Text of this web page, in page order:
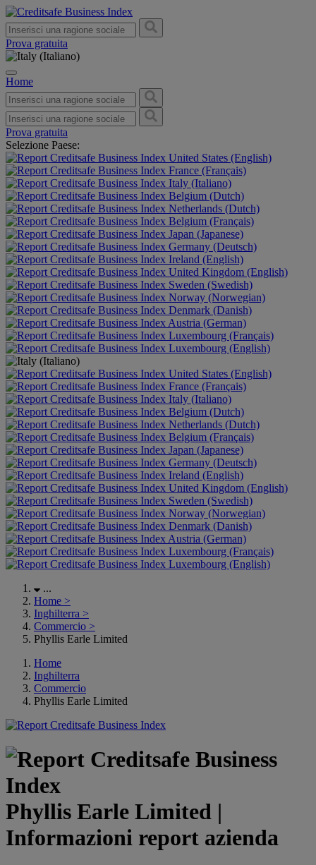
Prova gratuita
Home
Prova gratuita
Selezione Paese:
United States (English)
France (Français)
Italy (Italiano)
Belgium (Dutch)
Netherlands (Dutch)
Belgium (Français)
Japan (Japanese)
Germany (Deutsch)
Ireland (English)
United Kingdom (English)
Sweden (Swedish)
Norway (Norwegian)
Denmark (Danish)
Austria (German)
Luxembourg (Français)
Luxembourg (English)
United States (English)
France (Français)
Italy (Italiano)
Belgium (Dutch)
Netherlands (Dutch)
Belgium (Français)
Japan (Japanese)
Germany (Deutsch)
Ireland (English)
United Kingdom (English)
Sweden (Swedish)
Norway (Norwegian)
Denmark (Danish)
Austria (German)
Luxembourg (Français)
Luxembourg (English)
...
Home >
Inghilterra >
Commercio >
Phyllis Earle Limited
Home
Inghilterra
Commercio
Phyllis Earle Limited
Phyllis Earle Limited |
Informazioni report azienda